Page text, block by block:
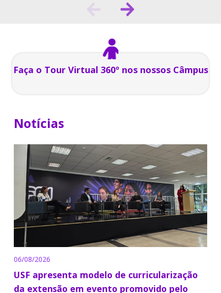
Faça o Tour Virtual 360º nos nossos Câmpus
Notícias
06/08/2026
USF apresenta modelo de curricularização
da extensão em evento promovido pelo